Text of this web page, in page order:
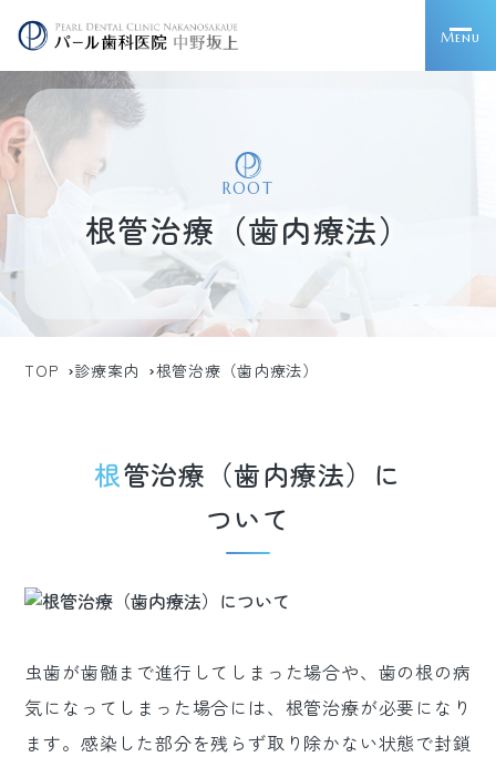
Menu
ROOT
根管治療（歯内療法）
TOP 診療案内 根管治療（歯内療法）
根管治療（歯内療法）に
ついて
虫歯が歯髄まで進行してしまった場合や、歯の根の病
気になってしまった場合には、根管治療が必要になり
ます。感染した部分を残らず取り除かない状態で封鎖